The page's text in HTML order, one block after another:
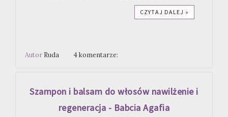
CZYTAJ DALEJ »
Autor Ruda 4 komentarze:
Szampon i balsam do włosów nawilżenie i
regeneracja - Babcia Agafia